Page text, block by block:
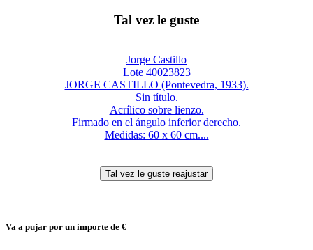
Tal vez le guste
Jorge Castillo
Lote 40023823
JORGE CASTILLO (Pontevedra, 1933).
Sin título.
Acrílico sobre lienzo.
Firmado en el ángulo inferior derecho.
Medidas: 60 x 60 cm....
Va a pujar por un importe de €